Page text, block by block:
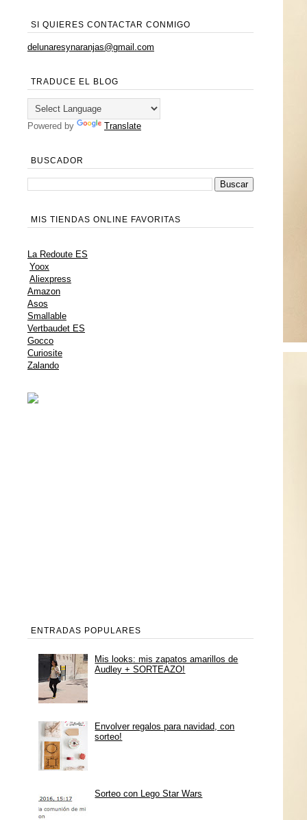
SI QUIERES CONTACTAR CONMIGO
delunaresynaranjas@gmail.com
TRADUCE EL BLOG
Powered by Translate
BUSCADOR
MIS TIENDAS ONLINE FAVORITAS
La Redoute ES
Yoox
Aliexpress
Amazon
Asos
Smallable
Vertbaudet ES
Gocco
Curiosite
Zalando
ENTRADAS POPULARES
Mis looks: mis zapatos amarillos de
Audley + SORTEAZO!
Envolver regalos para navidad, con
sorteo!
Sorteo con Lego Star Wars